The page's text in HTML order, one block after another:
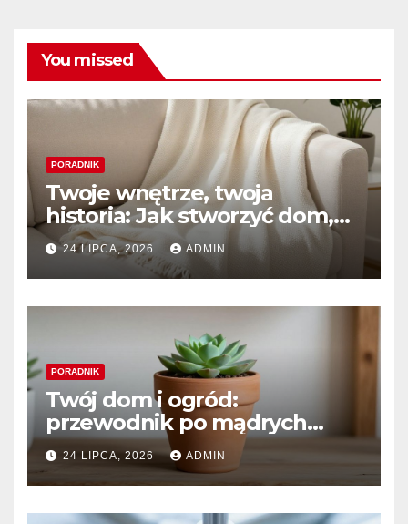
You missed
PORADNIK
Twoje wnętrze, twoja
historia: Jak stworzyć dom,
który naprawdę kochasz
24 LIPCA, 2026 ADMIN
PORADNIK
Twój dom i ogród:
przewodnik po mądrych
wyborach i trwałym pięknie
24 LIPCA, 2026 ADMIN